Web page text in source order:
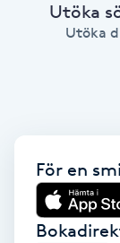
Headspa
HIFU
Hollywood Peel
Utöka
Utöka
För en